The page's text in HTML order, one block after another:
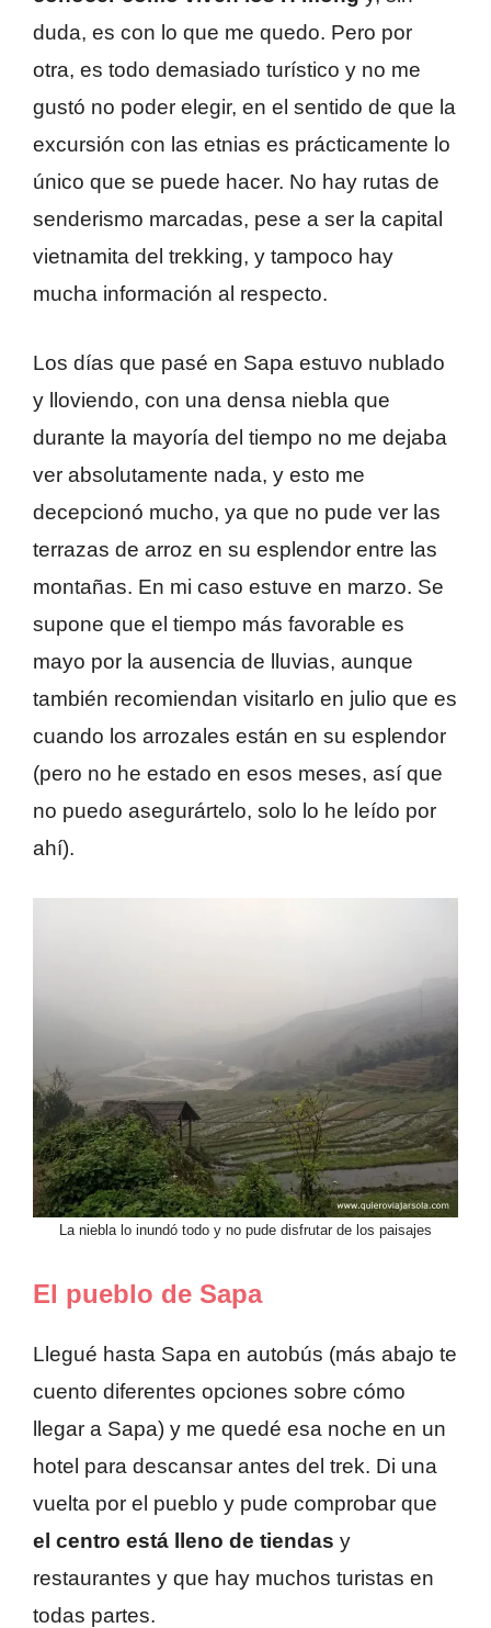
duda, es con lo que me quedo. Pero por
otra, es todo demasiado turístico y no me
gustó no poder elegir, en el sentido de que la
excursión con las etnias es prácticamente lo
único que se puede hacer. No hay rutas de
senderismo marcadas, pese a ser la capital
vietnamita del trekking, y tampoco hay
mucha información al respecto.
Los días que pasé en Sapa estuvo nublado
y lloviendo, con una densa niebla que
durante la mayoría del tiempo no me dejaba
ver absolutamente nada, y esto me
decepcionó mucho, ya que no pude ver las
terrazas de arroz en su esplendor entre las
montañas. En mi caso estuve en marzo. Se
supone que el tiempo más favorable es
mayo por la ausencia de lluvias, aunque
también recomiendan visitarlo en julio que es
cuando los arrozales están en su esplendor
(pero no he estado en esos meses, así que
no puedo asegurártelo, solo lo he leído por
ahí).
La niebla lo inundó todo y no pude disfrutar de los paisajes
El pueblo de Sapa
Llegué hasta Sapa en autobús (más abajo te
cuento diferentes opciones sobre cómo
llegar a Sapa) y me quedé esa noche en un
hotel para descansar antes del trek. Di una
vuelta por el pueblo y pude comprobar que
el centro está lleno de tiendas y
restaurantes y que hay muchos turistas en
todas partes.